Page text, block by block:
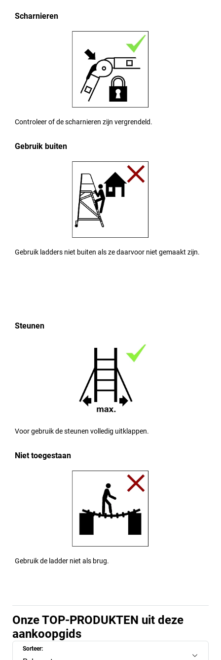
Scharnieren
Controleer of de scharnieren zijn vergrendeld.
Gebruik buiten
Gebruik ladders niet buiten als ze daarvoor niet gemaakt zijn.
Steunen
Voor gebruik de steunen volledig uitklappen.
Niet toegestaan
Gebruik de ladder niet als brug.
Onze TOP-PRODUKTEN uit deze
aankoopgids
Sorteer: